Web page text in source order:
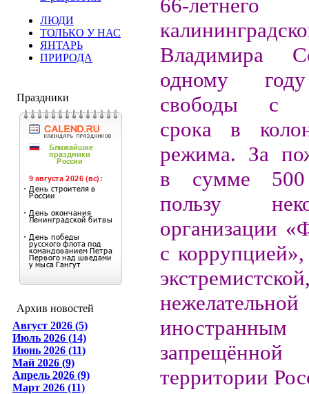
ЛЮДИ
ТОЛЬКО У НАС
ЯНТАРЬ
ПРИРОДА
Праздники
Архив новостей
Август 2026 (5)
Июль 2026 (14)
Июнь 2026 (11)
Май 2026 (9)
Апрель 2026 (9)
Март 2026 (11)
66-летнего
Владимира
одному
свободы с
срока в
режима. За
в сумме
пользу
организации
с
территории